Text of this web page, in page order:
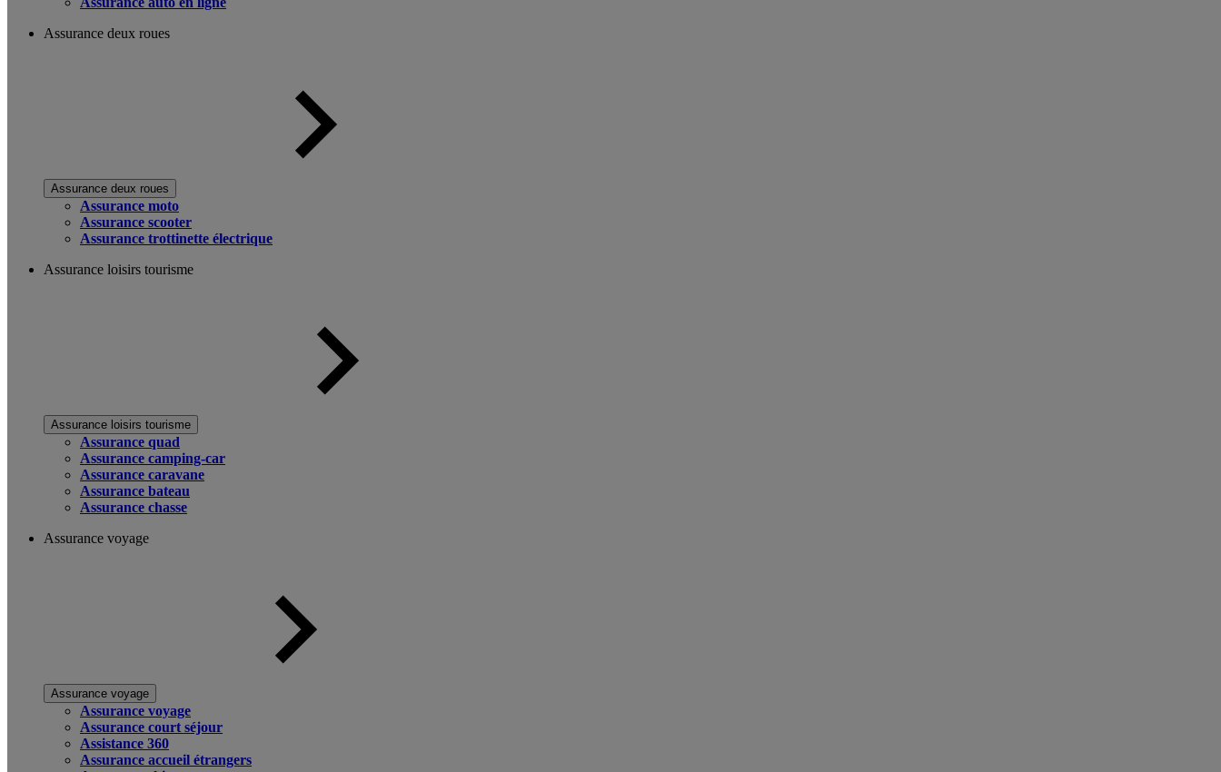
Assurance deux roues
Assurance deux roues
Assurance moto
Assurance scooter
Assurance trottinette électrique
Assurance loisirs tourisme
Assurance loisirs tourisme
Assurance quad
Assurance camping-car
Assurance caravane
Assurance bateau
Assurance chasse
Assurance voyage
Assurance voyage
Assurance voyage
Assurance court séjour
Assistance 360
Assurance accueil étrangers